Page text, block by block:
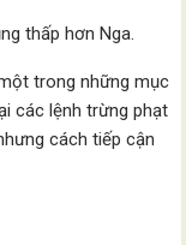
thấp hơn Nga.
trong những mục
các lệnh trừng phạt
cách tiếp cận